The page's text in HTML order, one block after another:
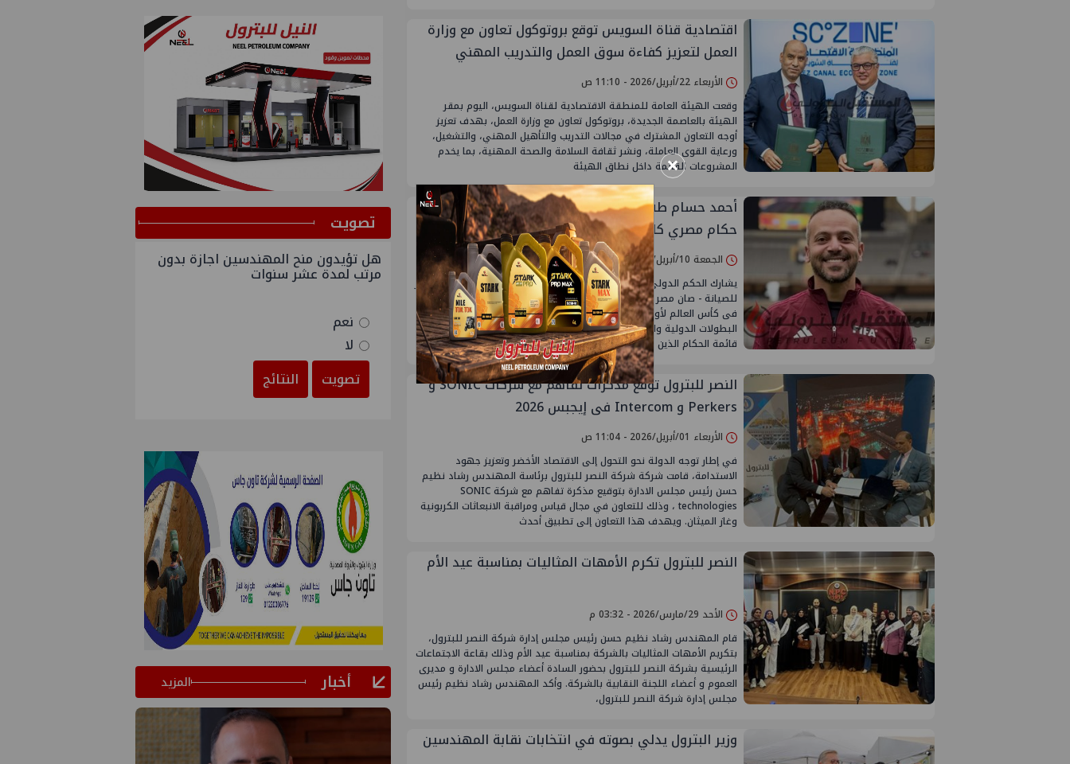
اقتصادية قناة السويس توقع بروتوكول تعاون مع وزارة
العمل لتعزيز كفاءة سوق العمل والتدريب المهني
الأربعاء 22/أبريل/2026 - 11:10 ص
وقعت الهيئة العامة للمنطقة الاقتصادية لقناة السويس، اليوم بمقر
الهيئة بالعاصمة الجديدة، بروتوكول تعاون مع وزارة العمل، بهدف تعزيز
أوجه التعاون المشترك في مجالات التدريب والتأهيل المهني، والتشغيل،
ورعاية القوى العاملة، ونشر ثقافة السلامة والصحة المهنية، بما يخدم
المشروعات القائمة داخل نطاق الهيئة
أحمد حسام طه إبن صان مصر و قطاع البترول ضمن طاقم
حكام مصري كامل في كأس العالم لأول مرة
الجمعة 10/أبريل/2026 - 07:52 م
يشارك الحكم الدولى أحمد حسام طه ، مدير عام المنطقة الحرة بشركة مصر
للصيانة - صان مصر و إبن قطاع البترول المصري ضن طاقم حكام مصرى كامل
فى كأس العالم لأول مرة حيث أن أحمد حسام طه شارك في العديد من
البطولات الدولية والافريفية والعربية أعلن الاتحاد الدولى لكرة القدم فيفا ،
قائمة الحكام الذين سيديرون
النصر للبترول توقع مذكرات تفاهم مع شركات SONIC و
Perkers و Intercom فى إيجبس 2026
الأربعاء 01/أبريل/2026 - 11:04 ص
في إطار توجه الدولة نحو التحول إلى الاقتصاد الأخضر وتعزيز جهود
الاستدامة، قامت شركة شركة النصر للبترول برئاسة المهندس رشاد نظيم
حسن رئيس مجلس الادارة بتوقيع مذكرة تفاهم مع شركة SONIC
technologies ، وذلك للتعاون في مجال قياس ومراقبة الانبعاثات الكربونية
وغاز الميثان. ويهدف هذا التعاون إلى تطبيق أحدث
النصر للبترول تكرم الأمهات المثاليات بمناسبة عيد الأم
الأحد 29/مارس/2026 - 03:32 م
قام المهندس رشاد نظيم حسن رئيس مجلس إدارة شركة النصر للبترول،
بتكريم الأمهات المثاليات بالشركة بمناسبة عيد الأم وذلك بقاعة الاجتماعات
الرئيسية بشركة النصر للبترول بحضور السادة أعضاء مجلس الادارة و مديرى
العموم و أعضاء اللجنة النقابية بالشركة. وأكد المهندس رشاد نظيم رئيس
مجلس إدارة شركة النصر للبترول،
وزير البترول يدلي بصوته في انتخابات نقابة المهندسين
ﺗﺼﻮﻳﺖ
هل تؤيدون منح المهندسين اجازة بدون
مرتب لمدة عشر سنوات
نعم
لا
تصويت
النتائج
أخبار المزيد
×